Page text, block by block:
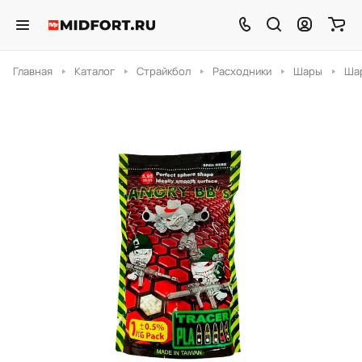
Главная Каталог Страйкбол Расходники Шары